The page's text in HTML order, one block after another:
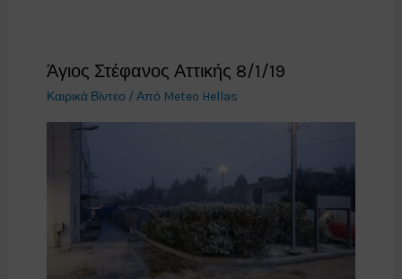
Άγιος Στέφανος Αττικής 8/1/19
Καιρικά Βίντεο / Από Meteo Hellas